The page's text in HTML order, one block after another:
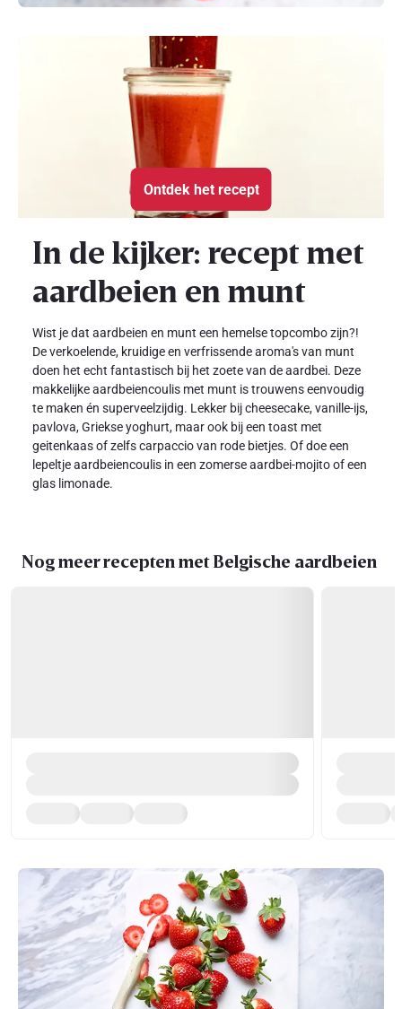
Ontdek het recept
In de kijker: recept met
aardbeien en munt
Wist je dat aardbeien en munt een hemelse topcombo zijn?!
De verkoelende, kruidige en verfrissende aroma's van munt
doen het echt fantastisch bij het zoete van de aardbei. Deze
makkelijke aardbeiencoulis met munt is trouwens eenvoudig
te maken én superveelzijdig. Lekker bij cheesecake, vanille-ijs,
pavlova, Griekse yoghurt, maar ook bij een toast met
geitenkaas of zelfs carpaccio van rode bietjes. Of doe een
lepeltje aardbeiencoulis in een zomerse aardbei-mojito of een
glas limonade.
Nog meer recepten met Belgische aardbeien